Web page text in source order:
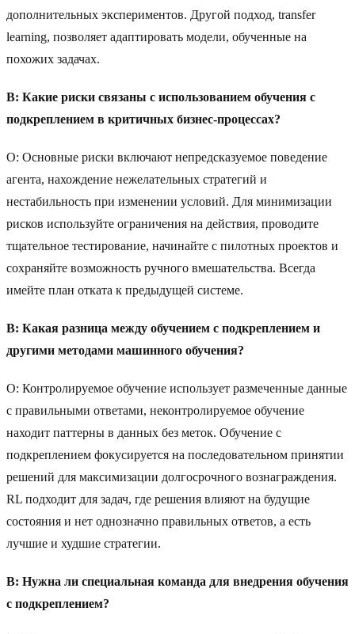
дополнительных экспериментов. Другой подход, transfer
learning, позволяет адаптировать модели, обученные на
похожих задачах.
В: Какие риски связаны с использованием обучения с
подкреплением в критичных бизнес-процессах?
О: Основные риски включают непредсказуемое поведение
агента, нахождение нежелательных стратегий и
нестабильность при изменении условий. Для минимизации
рисков используйте ограничения на действия, проводите
тщательное тестирование, начинайте с пилотных проектов и
сохраняйте возможность ручного вмешательства. Всегда
имейте план отката к предыдущей системе.
В: Какая разница между обучением с подкреплением и
другими методами машинного обучения?
О: Контролируемое обучение использует размеченные данные
с правильными ответами, неконтролируемое обучение
находит паттерны в данных без меток. Обучение с
подкреплением фокусируется на последовательном принятии
решений для максимизации долгосрочного вознаграждения.
RL подходит для задач, где решения влияют на будущие
состояния и нет однозначно правильных ответов, а есть
лучшие и худшие стратегии.
В: Нужна ли специальная команда для внедрения обучения
с подкреплением?